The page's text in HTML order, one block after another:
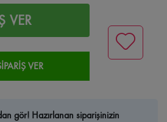
VER
VER
gör! Hazırlanan siparişinizin